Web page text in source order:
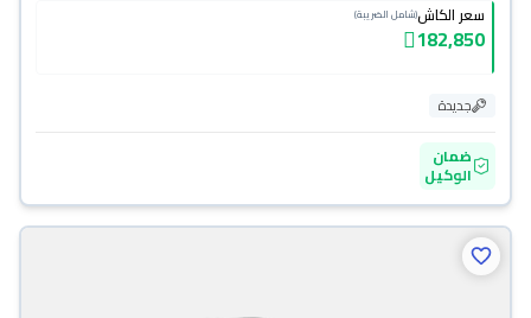
سعر الكاش(شامل الضريبة)
182,850
جديدة
ضمان
الوكيل